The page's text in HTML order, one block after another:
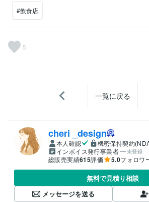
#飲食店
5
一覧に戻る
cheri _design
本人確認
機密保持契約
インボイス発行事業者
未登録
総販売実績615評価 5.0フォロワ
無料で見積り相談
メッセージを送る